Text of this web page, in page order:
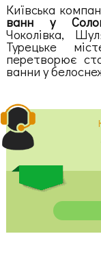
Київська
ванн у
Чоколівка,
Турецьке
перетворює
ванни у